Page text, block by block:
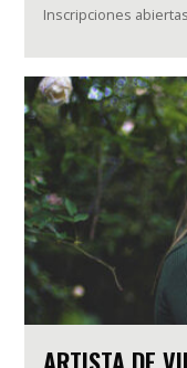
Inscripciones
ARTISTA DE